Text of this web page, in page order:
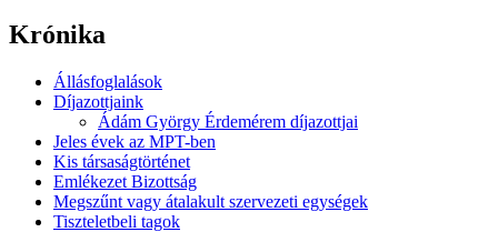
Krónika
Állásfoglalások
Díjazottjaink
Ádám György Érdemérem díjazottjai
Jeles évek az MPT-ben
Kis társaságtörténet
Emlékezet Bizottság
Megszűnt vagy átalakult szervezeti egységek
Tiszteletbeli tagok